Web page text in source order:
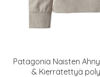
Patagonia Naisten
& Kierrätettyä